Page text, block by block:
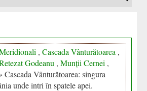
, Cascada Vânturătoarea ,
Godeanu , Munții Cernei ,
Cascada Vânturătoarea: singura
unde intri în spatele apei.